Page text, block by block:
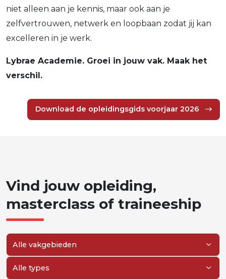
niet alleen aan je kennis, maar ook aan je
zelfvertrouwen, netwerk en loopbaan zodat jij kan
excelleren in je werk.
Lybrae Academie. Groei in jouw vak. Maak het
verschil.
Download de opleidingsgids voorjaar 2026
Vind jouw opleiding,
masterclass of traineeship
Filter op vakgebied
Filter op type